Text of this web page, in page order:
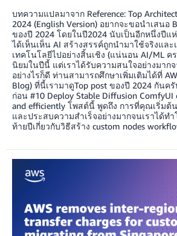
บทความแปลมาจาก Reference: Top
2024 (English Version) อยากจะขอนำเสนอ
ของปี 2024 โดยในปี2024 นับเป็นอีกหนึ่งปีแ
ได้เห็นเห็น AI สร้างสรรค์ถูกนำมาใช้จริงและ
เทคโนโลยีไปอย่างสิ้นเชิง (แน่นอน AI/ML ค
นิยมในปีนี้ แต่เราได้รับความสนใจอย่างมากจ
อย่างไรก็ดี ท่านสามารถศึกษาเพิ่มเติมได้ที่
Blog) ที่นี้เรามาดูTop post ของปี 2024 กันค
ก่อน #10 Deploy Stable Diffusion ComfyUI
and efficiently โพสต์นี้ พูดถึง การที่คุณเริ่มต้
และประสบความสำเร็จอย่างมากจนเราได้ท
ท้ายปีเกี่ยวกับวิธีสร้าง custom nodes